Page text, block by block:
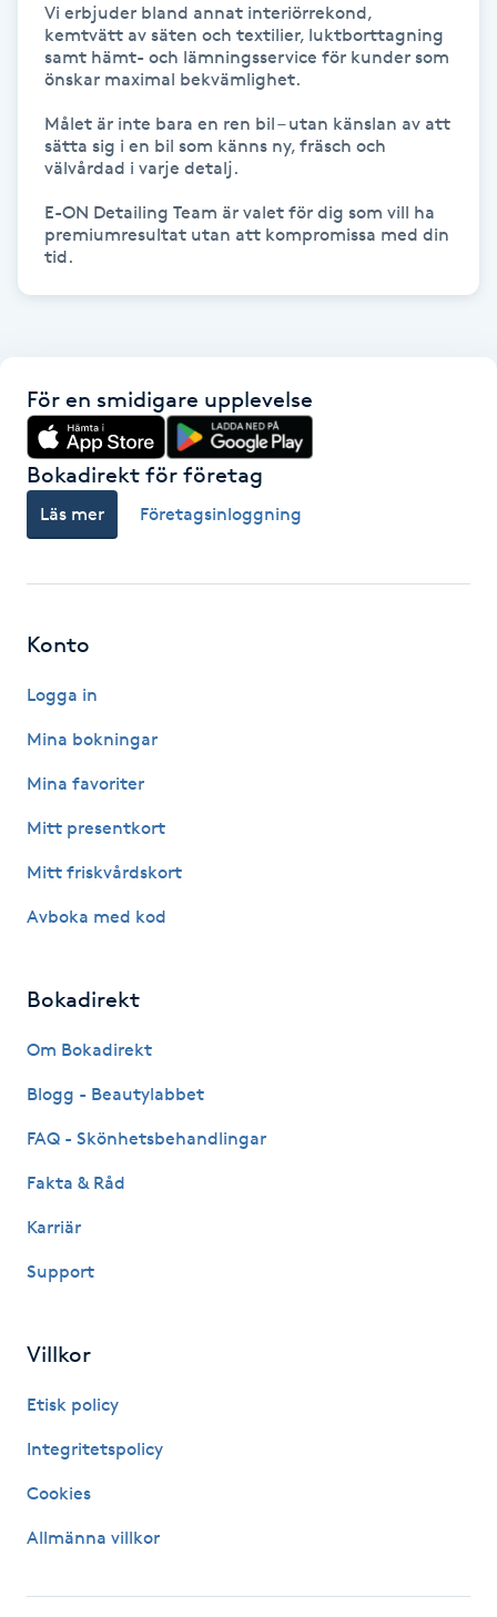
Gravidyoga
Gruppträning
Gua Sha-massage
Hatha Yoga
Healing
Herrklippning
HIFU
Hot Stone Massage
Hot yoga
Huduppstramning
Hudvård
Hyperhidros
Hårborttagning
Hårbottenbehandling
Hälsprickor
Idrottsmassage
IPL
Vi erbjuder bland annat interiörrekond,
kemtvätt av säten och textilier, luktborttagning
samt hämt- och lämningsservice för kunder som
önskar maximal bekvämlighet.
Målet är inte bara en ren bil – utan känslan av att
sätta sig i en bil som känns ny, fräsch och
välvårdad i varje detalj.
E-ON Detailing Team är valet för dig som vill ha
premiumresultat utan att kompromissa med din
För en smidigare upplevelse
Bokadirekt för företag
Läs mer Företagsinloggning
Konto
Logga in
Mina bokningar
Mina favoriter
Mitt presentkort
Mitt friskvårdskort
Avboka med kod
Bokadirekt
Om Bokadirekt
Blogg - Beautylabbet
FAQ - Skönhetsbehandlingar
Fakta & Råd
Karriär
Support
Villkor
Etisk policy
Integritetspolicy
Cookies
Allmänna villkor